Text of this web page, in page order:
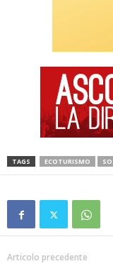
TAGS ECOTURISMO
Articolo precedente